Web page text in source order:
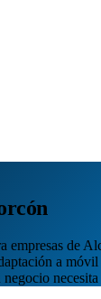
empresas de
a